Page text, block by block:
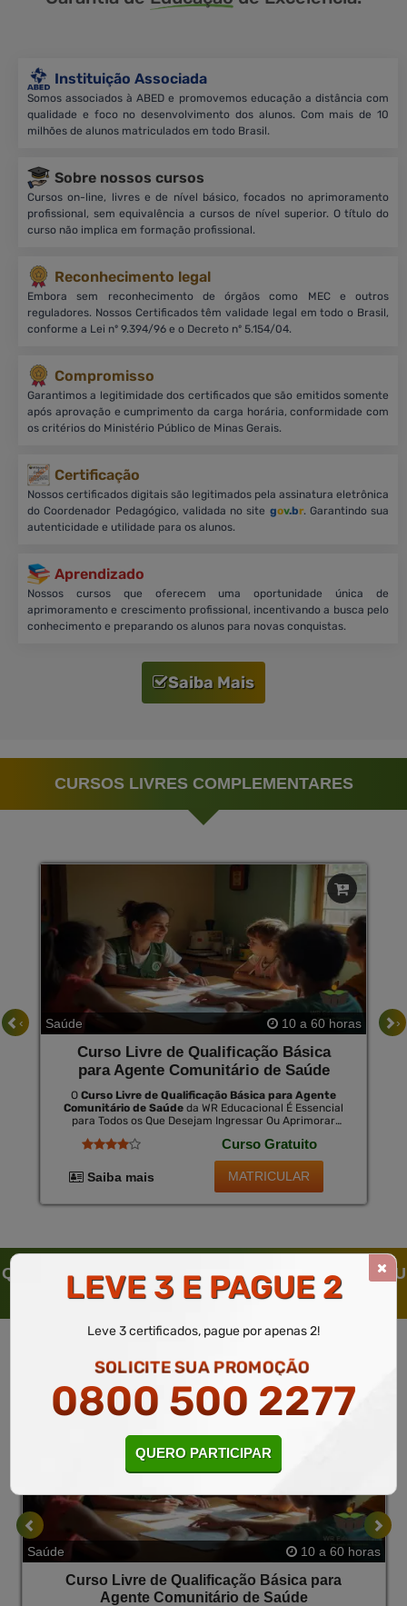
Instituição Associada
Somos associados à ABED e promovemos educação a distância com
qualidade e foco no desenvolvimento dos alunos. Com mais de 10
milhões de alunos matriculados em todo Brasil.
Sobre nossos cursos
Cursos on-line, livres e de nível básico, focados no aprimoramento
profissional, sem equivalência a cursos de nível superior. O título do
curso não implica em formação profissional.
Reconhecimento legal
Embora sem reconhecimento de órgãos como MEC e outros
reguladores. Nossos Certificados têm validade legal em todo o Brasil,
conforme a Lei nº 9.394/96 e o Decreto nº 5.154/04.
Compromisso
Garantimos a legitimidade dos certificados que são emitidos somente
após aprovação e cumprimento da carga horária, conformidade com
os critérios do Ministério Público de Minas Gerais.
Certificação
Nossos certificados digitais são legitimados pela assinatura eletrônica
do Coordenador Pedagógico, validada no site gov.br. Garantindo sua
autenticidade e utilidade para os alunos.
Aprendizado
Nossos cursos que oferecem uma oportunidade única de
aprimoramento e crescimento profissional, incentivando a busca pelo
conhecimento e preparando os alunos para novas conquistas.
Saiba Mais
CURSOS LIVRES COMPLEMENTARES
Saúde 10 a 60 horas
Curso Livre de Qualificação Básica
para Agente Comunitário de Saúde
O Curso Livre de Qualificação Básica para Agente
Comunitário de Saúde da WR Educacional É Essencial
para Todos os Que Desejam Ingressar Ou Aprimorar
Este Curso Proporciona Um Entendimento Profundo
das Responsabilidades e Técnicas Necessárias para Ser
Eficaz na Promoção da Saúde Nas Comunidades. ao
Concluir o Curso, os Alunos Poderão Optar Pelo
Pequena Taxa.
Curso Gratuito
Saiba mais MATRICULAR
‹ ›
QUEM SOLICITOU ESTE CURSO LIVRE, SOLICITOU
TAMBÉM
Saúde 10 a 60 horas
Curso Livre de Qualificação Básica para
Agente Comunitário de Saúde
LEVE 3 E PAGUE 2
Leve 3 certificados, pague por apenas 2!
SOLICITE SUA PROMOÇÃO
0800 500 2277
QUERO PARTICIPAR